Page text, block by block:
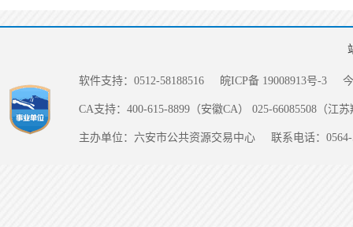
软件支持：0512-58188516 皖ICP备 19008913号-3
CA支持：400-615-8899（安徽CA） 025-66085508（江
主办单位：六安市公共资源交易中心 联系电话：0564-